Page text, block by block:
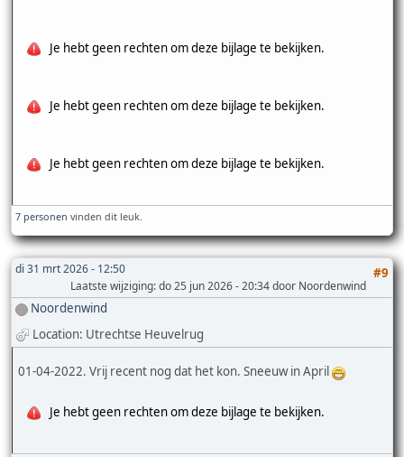
Je hebt geen rechten om deze bijlage te bekijken.
Je hebt geen rechten om deze bijlage te bekijken.
Je hebt geen rechten om deze bijlage te bekijken.
7 personen vinden dit leuk.
di 31 mrt 2026 - 12:50 #9
Laatste wijziging: do 25 jun 2026 - 20:34 door Noordenwind
Noordenwind
Location: Utrechtse Heuvelrug
01-04-2022. Vrij recent nog dat het kon. Sneeuw in April
Je hebt geen rechten om deze bijlage te bekijken.